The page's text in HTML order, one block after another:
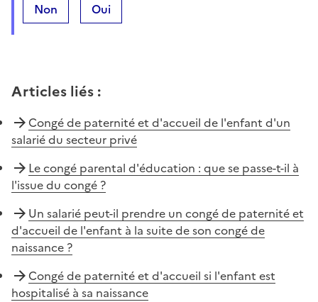
Non Oui
Articles liés :
Congé de paternité et d'accueil de l'enfant d'un
salarié du secteur privé
Le congé parental d'éducation : que se passe-t-il à
l'issue du congé ?
Un salarié peut-il prendre un congé de paternité et
d'accueil de l'enfant à la suite de son congé de
naissance ?
Congé de paternité et d'accueil si l'enfant est
hospitalisé à sa naissance